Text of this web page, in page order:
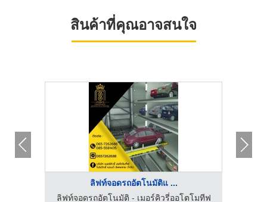
สินค้าที่คุณอาจสนใจ
ลิฟท์จอดรถอัตโนมัติแ ...
ลิฟท์จอดรถอัตโนมัติ - เมอร์คิวรี่ออโตโมทีฟ